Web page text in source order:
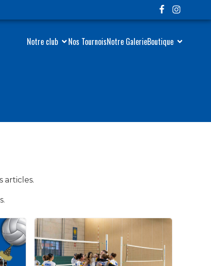
Notre club Nos TournoisNotre GalerieBoutique
articles.